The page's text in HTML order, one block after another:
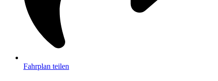
Fahrplan teilen